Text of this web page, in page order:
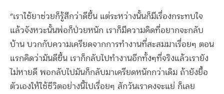
“เราใช้ยาช่วยก็รู้สึกว่าดีขึ้น แต่ระหว่างนั้นก็มีเรื่องกระทบใจ
แล้วจังหวะนั้นพ่อก็ป่วยหนัก เราก็มีความคิดที่อยากจะกลับ
บ้าน บวกกับความเครียดจากการทำงานที่สะสมมาเรื่อยๆ ตอน
แรกคิดว่ามันดีขึ้น เราก็กลับไปทำงานอีกทั้งๆที่จริงแล้วเรายัง
ไม่หายดี พอกลับไปมันก็กลับมาเครียดหนักกว่าเดิม ถ้ายังยื้อ
ตัวเองให้ใช้ชีวิตอย่างนี้ไปเรื่อยๆ สักวันเราคงจะแย่ ก็เลย